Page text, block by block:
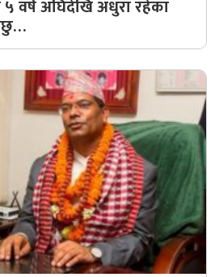
वर्ष अघिदेखि अधुरा रहेका